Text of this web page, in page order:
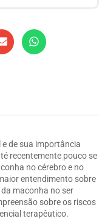
de sua importância
recentemente pouco se
no cérebro e no
entendimento sobre
maconha no ser
sobre os riscos
terapêutico.